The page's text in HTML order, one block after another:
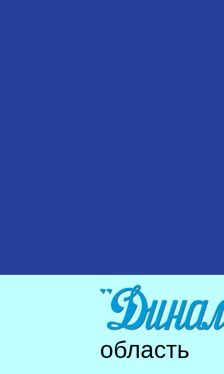
область